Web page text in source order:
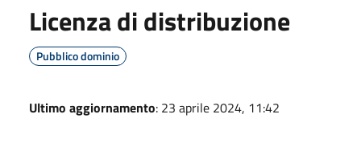
Licenza di distribuzione
Pubblico dominio
Ultimo aggiornamento: 23 aprile 2024, 11:42